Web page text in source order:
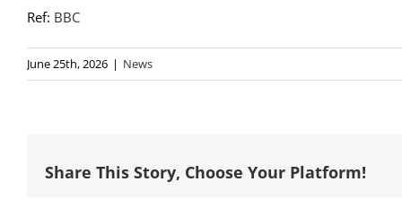
Ref: BBC
June 25th, 2026 | News
Share This Story, Choose Your Platform!